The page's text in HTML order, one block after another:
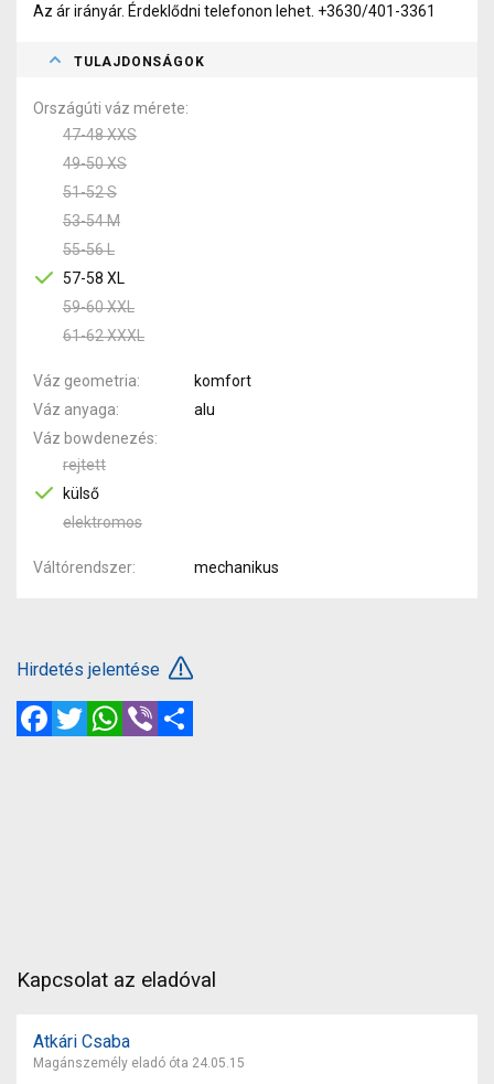
Az ár irányár. Érdeklődni telefonon lehet. +3630/401-3361
TULAJDONSÁGOK
Országúti váz mérete
47-48 XXS
49-50 XS
51-52 S
53-54 M
55-56 L
57-58 XL
59-60 XXL
61-62 XXXL
Váz geometria
komfort
Váz anyaga
alu
Váz bowdenezés
rejtett
külső
elektromos
Váltórendszer mechanikus
Hirdetés jelentése
FacebookTwitterWhatsApp
Viber
Kapcsolat az eladóval
Atkári Csaba
Magánszemély eladó óta 24.05.15